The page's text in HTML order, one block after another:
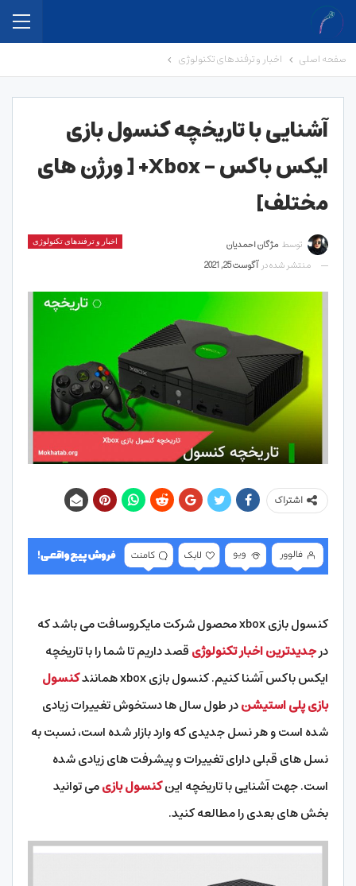
صفحه اصلی اخبار و ترفندهای تکنولوژی
آشنایی با تاریخچه کنسول بازی
ایکس باکس – Xbox+ [ ورژن های
مختلف]
اخبار و ترفندهای تکنولوژی توسط مژگان احمدیان
منتشر شده در آگوست 25, 2021
اشتراک
کنسول بازی xbox محصول شرکت مایکروسافت می باشد که
درجدیدترین اخبار تکنولوژیقصد داریم تا شما را با تاریخچه
ایکس باکس آشنا کنیم. کنسول بازی xbox همانند
کنسول
بازی پلی استیشندر طول سال ها دستخوش تغییرات زیادی
شده است و هر نسل جدیدی که وارد بازار شده است، نسبت به
نسل های قبلی دارای تغییرات و پیشرفت های زیادی شده
است. جهت آشنایی با تاریخچه اینکنسول بازیمی توانید
بخش های بعدی را مطالعه کنید.